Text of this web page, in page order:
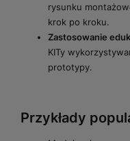
rysunku
krok po kroku.
Zastosowanie
KITy
prototypy.
Przykłady